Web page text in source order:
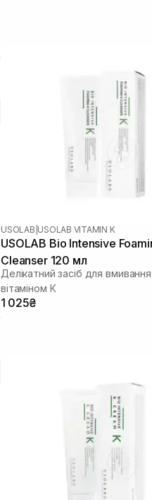
USOLAB USOLAB VITAMIN K
USOLAB Bio Intensive Foaming K
Cleanser 120 мл
Делікатний засіб для
вітаміном К
1 025₴